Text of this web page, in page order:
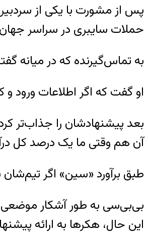
پس از مشورت با یکی از
حملات سایبری در سراسر جهان
به تماس‌گیرنده که در میانه
او گفت که اگر اطلاعات
آن هم وقتی ما یک درصد کل
طبق برآورد «سین» اگر
بی‌بی‌سی به طور آشکار موضعی
این حال، هکرها به ارائه‌